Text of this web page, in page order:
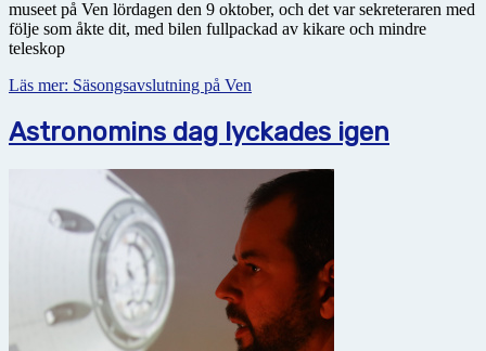
museet på Ven lördagen den 9 oktober, och det var sekreteraren med
följe som åkte dit, med bilen fullpackad av kikare och mindre
teleskop
Läs mer: Säsongsavslutning på Ven
Astronomins dag lyckades igen